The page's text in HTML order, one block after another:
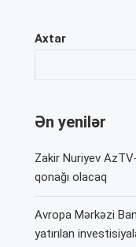
Axtar
Ən yenilər
Zakir Nuriyev
qonağı olacaq
Avropa Mərkəzi
yatırılan